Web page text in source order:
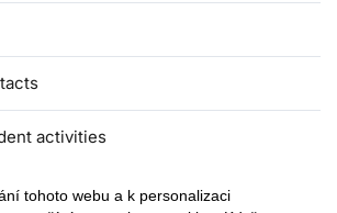
activities
partnerships
tohoto webu a k personalizaci